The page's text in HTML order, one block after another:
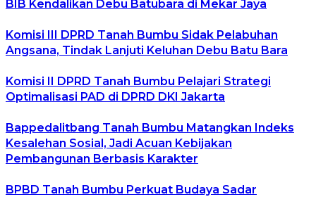
BIB Kendalikan Debu Batubara di Mekar Jaya
Komisi III DPRD Tanah Bumbu Sidak Pelabuhan
Angsana, Tindak Lanjuti Keluhan Debu Batu Bara
Komisi II DPRD Tanah Bumbu Pelajari Strategi
Optimalisasi PAD di DPRD DKI Jakarta
Bappedalitbang Tanah Bumbu Matangkan Indeks
Kesalehan Sosial, Jadi Acuan Kebijakan
Pembangunan Berbasis Karakter
BPBD Tanah Bumbu Perkuat Budaya Sadar